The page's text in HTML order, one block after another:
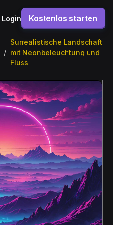
Login Kostenlos starten
/
Surrealistische Landschaft
mit Neonbeleuchtung und
Fluss